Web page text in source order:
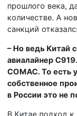
прошлого века,
количестве. А
санкций
– Но ведь Китай
авиалайнер
COMAC. То есть
собственное
в России это не
В Китае подход